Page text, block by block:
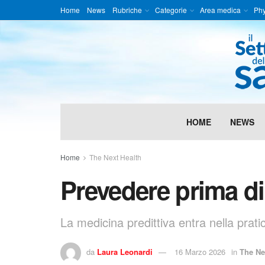
Home News Rubriche Categorie Area medica
HOME NEWS
Home The Next Health
Prevedere prima
La medicina predittiva entra nella
da Laura Leonardi 16 Marzo 2026 in The